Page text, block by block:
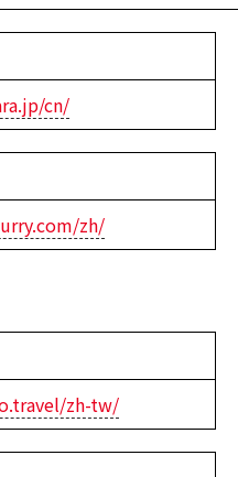
cn/
zh/
zh-tw/